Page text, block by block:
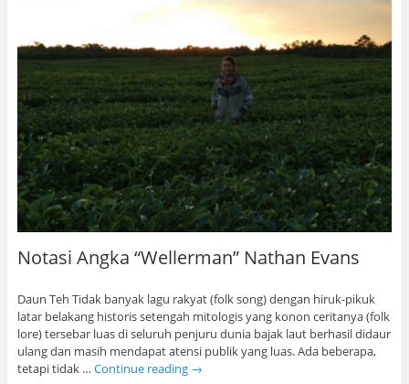
Notasi Angka “Wellerman” Nathan Evans
Daun Teh Tidak banyak lagu rakyat (folk song) dengan hiruk-pikuk
latar belakang historis setengah mitologis yang konon ceritanya (folk
lore) tersebar luas di seluruh penjuru dunia bajak laut berhasil didaur
ulang dan masih mendapat atensi publik yang luas. Ada beberapa,
tetapi tidak … Continue reading →